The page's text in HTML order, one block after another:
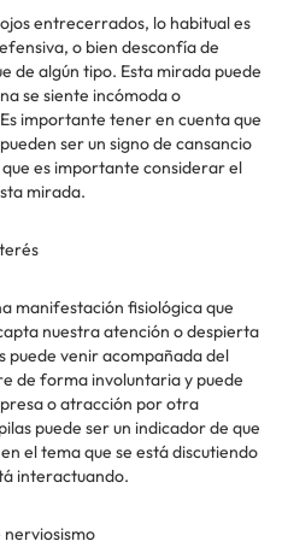
entrecerrados, lo habitual es
o bien desconfía de
de algún tipo. Esta mirada puede
se siente incómoda o
importante tener en cuenta que
ser un signo de cansancio
es importante considerar el
mirada.
manifestación fisiológica que
nuestra atención o despierta
puede venir acompañada del
de forma involuntaria y puede
o atracción por otra
puede ser un indicador de que
el tema que se está discutiendo
interactuando.
nerviosismo